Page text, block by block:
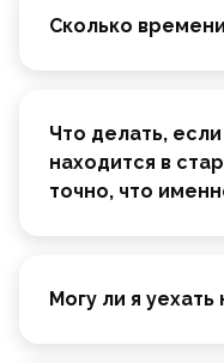
Сколько
Что делать,
находится в
точно, что
Могу ли я